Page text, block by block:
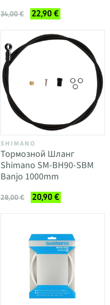
34,00 € 22,90 €
SHIMANO
Тормозной Шланг
Shimano SM-BH90-SBM
Banjo 1000mm
28,00 € 20,90 €